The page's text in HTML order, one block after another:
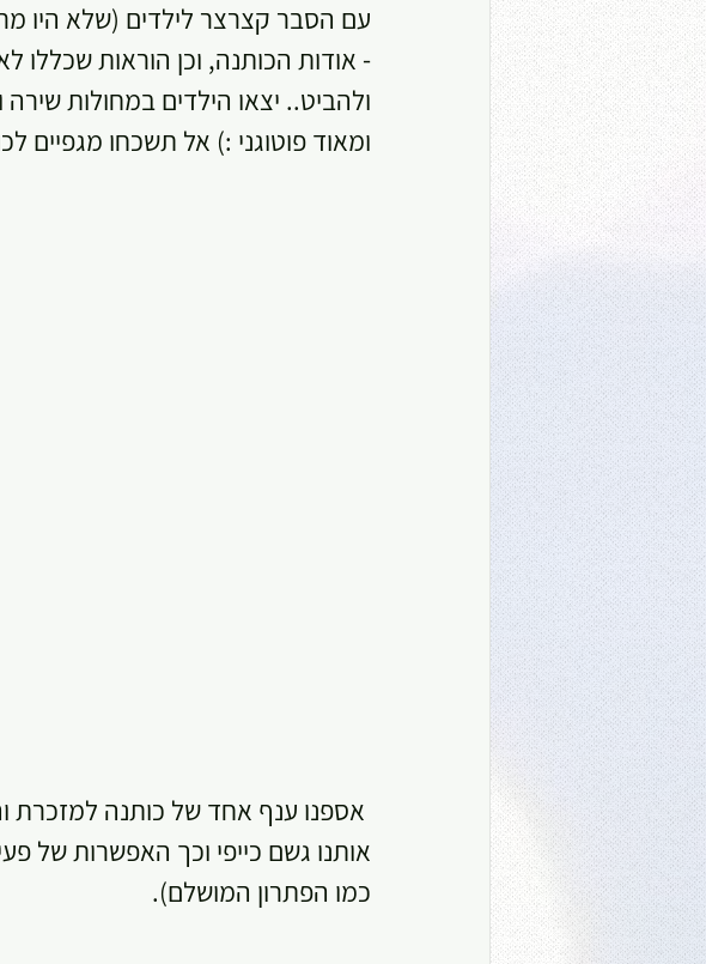
עם הסבר קצרצר לילדים (שלא היו
- אודות הכותנה, וכן הוראות
ולהביט.. יצאו הילדים במחולות
ומאוד פוטוגני :) אל תשכחו מגפיים
אספנו ענף אחד של כותנה למזכרת
אותנו גשם כייפי וכך האפשרות של
כמו הפתרון המושלם).